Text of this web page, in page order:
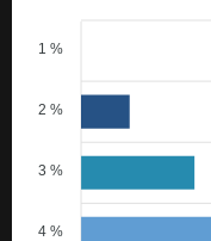
1 %
2 %
3 %
4 %